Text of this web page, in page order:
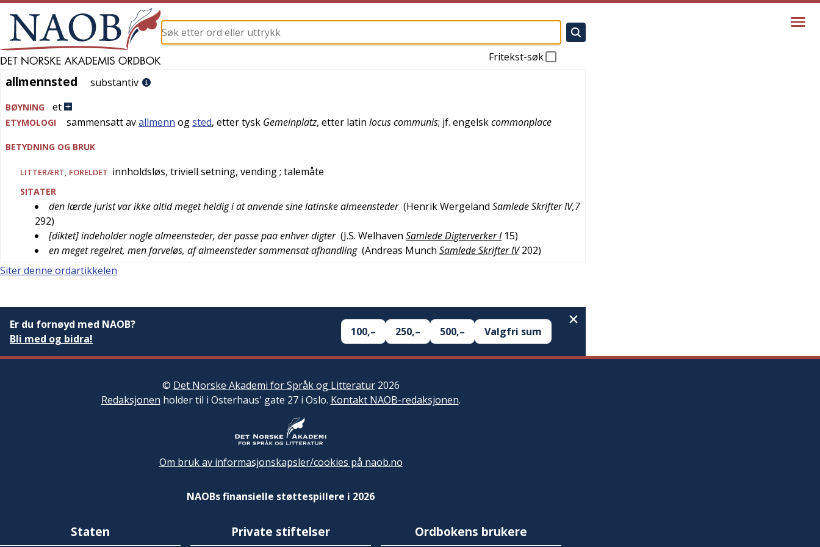
Fritekst-søk
allmennsted
allmennsted substantiv
BØYNING et
ETYMOLOGI sammensatt avallmenn ogsted, ettertysk Gemeinplatz, etter latin locus communis; jf. engelskcommonplace
BETYDNING OG BRUK
LITTERÆRT FORELDET innholdsløs, triviell setning, vending; talemåte
SITATER
den lærde jurist var ikke altid meget heldig i at anvende sine latinske almeensteder (Henrik Wergeland Samlede Skrifter IV,7
292)
[diktet] indeholder nogle almeensteder, der passe paa enhver digter (J.S. Welhaven Samlede Digterverker I 15)
en meget regelret, men farveløs, af almeensteder sammensat afhandling (Andreas Munch Samlede Skrifter IV 202)
Siter denne ordartikkelen
Er du fornøyd med NAOB?
Bli med og bidra!
100,– 250,– 500,– Valgfri sum
© Det Norske Akademi for Språk og Litteratur2026
Redaksjonen holder til i Osterhaus' gate 27 i Oslo. Kontakt NAOB-redaksjonen.
Om bruk av informasjonskapsler/cookies på naob.no
NAOBs finansielle støttespillere i 2026
Staten Private stiftelser Ordbokens brukere